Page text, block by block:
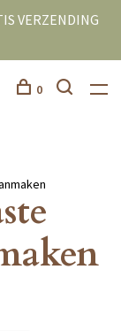
VERZENDING
0